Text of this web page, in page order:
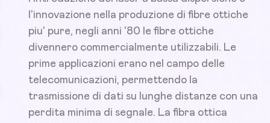
l'innovazione nella produzione di fibre ottiche
piu' pure, negli anni '80 le fibre ottiche
divennero commercialmente utilizzabili. Le
prime applicazioni erano nel campo delle
telecomunicazioni, permettendo la
trasmissione di dati su lunghe distanze con una
perdita minima di segnale. La fibra ottica